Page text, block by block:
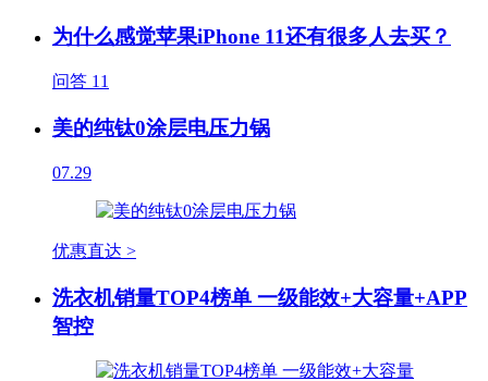
为什么感觉苹果iPhone 11还有很多人去买？
问答 11
美的纯钛0涂层电压力锅
07.29
优惠直达 >
洗衣机销量TOP4榜单 一级能效+大容量+APP
智控